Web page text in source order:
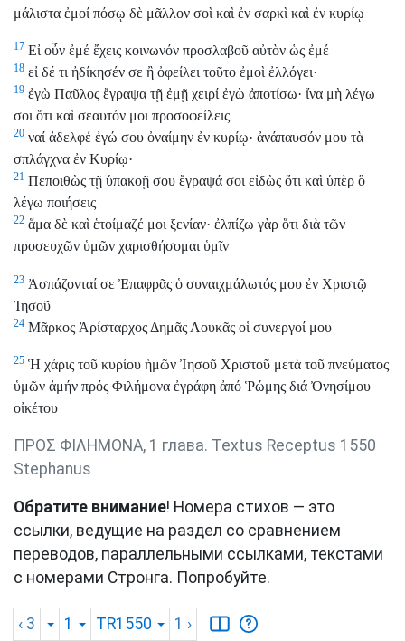
μάλιστα ἐμοί πόσῳ δὲ μᾶλλον σοὶ καὶ ἐν σαρκὶ καὶ ἐν κυρίῳ
17 Εἰ οὖν ἐμέ ἔχεις κοινωνόν προσλαβοῦ αὐτὸν ὡς ἐμέ
18 εἰ δέ τι ἠδίκησέν σε ἢ ὀφείλει τοῦτο ἐμοὶ ἐλλόγει·
19 ἐγὼ Παῦλος ἔγραψα τῇ ἐμῇ χειρί ἐγὼ ἀποτίσω· ἵνα μὴ λέγω
σοι ὅτι καὶ σεαυτόν μοι προσοφείλεις
20 ναί ἀδελφέ ἐγώ σου ὀναίμην ἐν κυρίῳ· ἀνάπαυσόν μου τὰ
σπλάγχνα ἐν Κυρίῳ·
21 Πεποιθὼς τῇ ὑπακοῇ σου ἔγραψά σοι εἰδὼς ὅτι καὶ ὑπὲρ ὃ
λέγω ποιήσεις
22 ἅμα δὲ καὶ ἑτοίμαζέ μοι ξενίαν· ἐλπίζω γὰρ ὅτι διὰ τῶν
προσευχῶν ὑμῶν χαρισθήσομαι ὑμῖν
23 Ἀσπάζονταί σε Ἐπαφρᾶς ὁ συναιχμάλωτός μου ἐν Χριστῷ
Ἰησοῦ
24 Μᾶρκος Ἀρίσταρχος Δημᾶς Λουκᾶς οἱ συνεργοί μου
25 Ἡ χάρις τοῦ κυρίου ἡμῶν Ἰησοῦ Χριστοῦ μετὰ τοῦ πνεύματος
ὑμῶν ἀμήν πρός Φιλήμονα ἐγράφη ἀπό Ῥώμης διά Ὀνησίμου
οἰκέτου
ΠΡΟΣ ΦΙΛΗΜΟΝΑ, 1 глава. Textus Receptus 1550
Stephanus
Обратите внимание! Номера стихов — это
ссылки, ведущие на раздел со сравнением
переводов, параллельными ссылками, текстами
с номерами Стронга. Попробуйте.
‹ 3 1 TR1550 1 ›